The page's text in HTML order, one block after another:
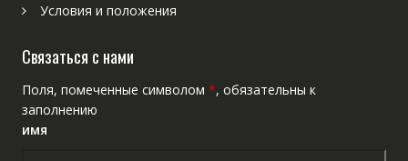
Условия и положения
Связаться с нами
Поля, помеченные символом *, обязательны к
заполнению
имя